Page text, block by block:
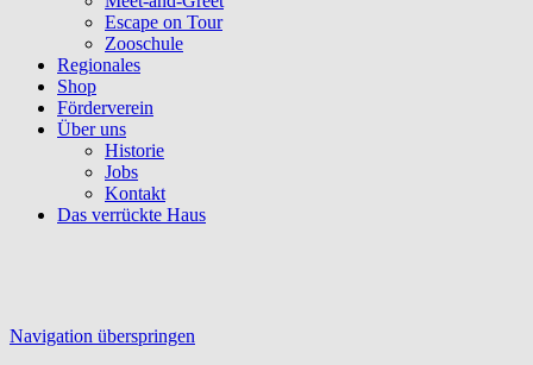
Escape on Tour
Zooschule
Regionales
Shop
Förderverein
Über uns
Historie
Jobs
Kontakt
Das verrückte Haus
Navigation überspringen